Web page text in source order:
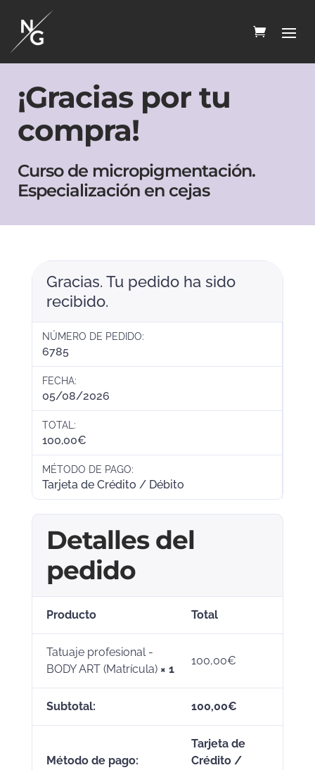
¡Gracias por tu
compra!
Curso de micropigmentación.
Especialización en cejas
Gracias. Tu pedido ha sido
recibido.
NÚMERO DE PEDIDO:
6785
FECHA:
05/08/2026
TOTAL:
100,00€
MÉTODO DE PAGO:
Tarjeta de Crédito / Débito
Detalles del
pedido
Producto Total
Tatuaje profesional -
BODY ART (Matrícula) × 1
100,00€
Subtotal: 100,00€
Método de pago:
Tarjeta de
Crédito /